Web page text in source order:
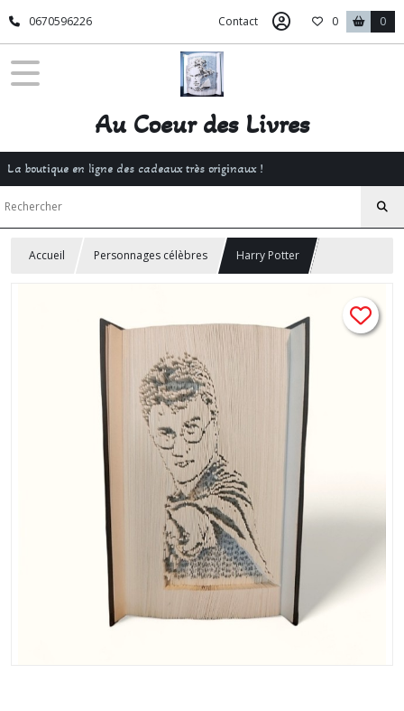
0670596226 Contact 0 0
Au Coeur des Livres
La boutique en ligne des cadeaux très originaux !
Accueil Personnages célèbres Harry Potter